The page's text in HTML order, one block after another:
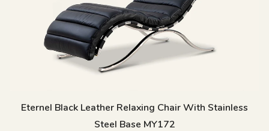
Eternel Black Leather Relaxing Chair With Stainless
Steel Base MY172